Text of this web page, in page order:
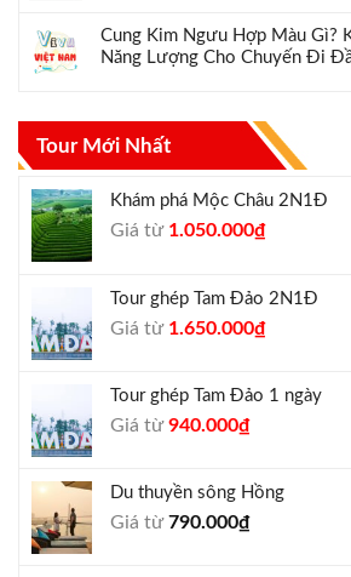
Cung Kim Ngưu Hợp Màu Gì?
Năng Lượng Cho Chuyến Đi
Tour Mới Nhất
Khám phá Mộc Châu 2N1Đ
Giá từ Giá
1.300.000₫.
1.050.000₫Giá
là:
Tour ghép Tam Đảo 2N1Đ
Giá từ Giá
1.800.000₫.
1.650.000₫Giá
là:
Tour ghép Tam Đảo 1 ngày
Giá từGiá
1.000.000₫.
940.000₫Giá
là:
Du thuyền sông Hồng
Giá từ790.000₫